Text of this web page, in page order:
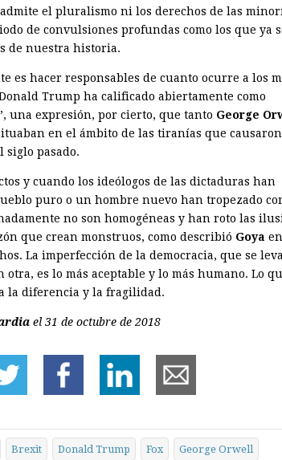
el pluralismo ni los derechos de las
de convulsiones profundas como los que ya
de nuestra historia.
es hacer responsables de cuanto ocurre a los
Trump ha calificado abiertamente como
una expresión, por cierto, que tanto George
en el ámbito de las tiranías que
siglo pasado.
y cuando los ideólogos de las dictaduras han
puro o un hombre nuevo han tropezado
no son homogéneas y han roto las
que crean monstruos, como describió Goya
La imperfección de la democracia, que se
es lo más aceptable y lo más humano. Lo
la diferencia y la fragilidad.
el 31 de octubre de 2018
Brexit Donald Trump Fox George Orwell